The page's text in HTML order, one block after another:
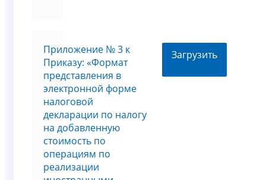
Приложение № 3 к
Приказу: «Формат
представления в
электронной форме
налоговой
декларации по налогу
на добавленную
стоимость по
операциям по
реализации
Загрузить